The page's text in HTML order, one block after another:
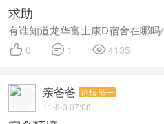
求助
有谁知道龙华富士康D宿舍在哪吗/
 0  1 4135
亲爸爸 论坛员一
11-8-3 07:08